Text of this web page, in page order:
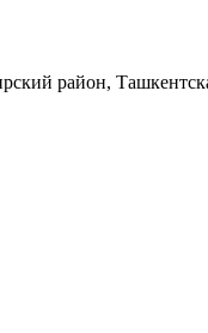
район,